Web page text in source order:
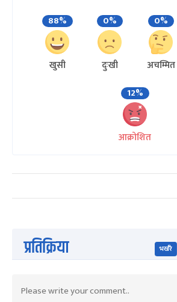
88%
खुसी
0%
दुःखी
0%
अचम्मित
12%
आक्रोशित
प्रतिक्रिया भर्खरै